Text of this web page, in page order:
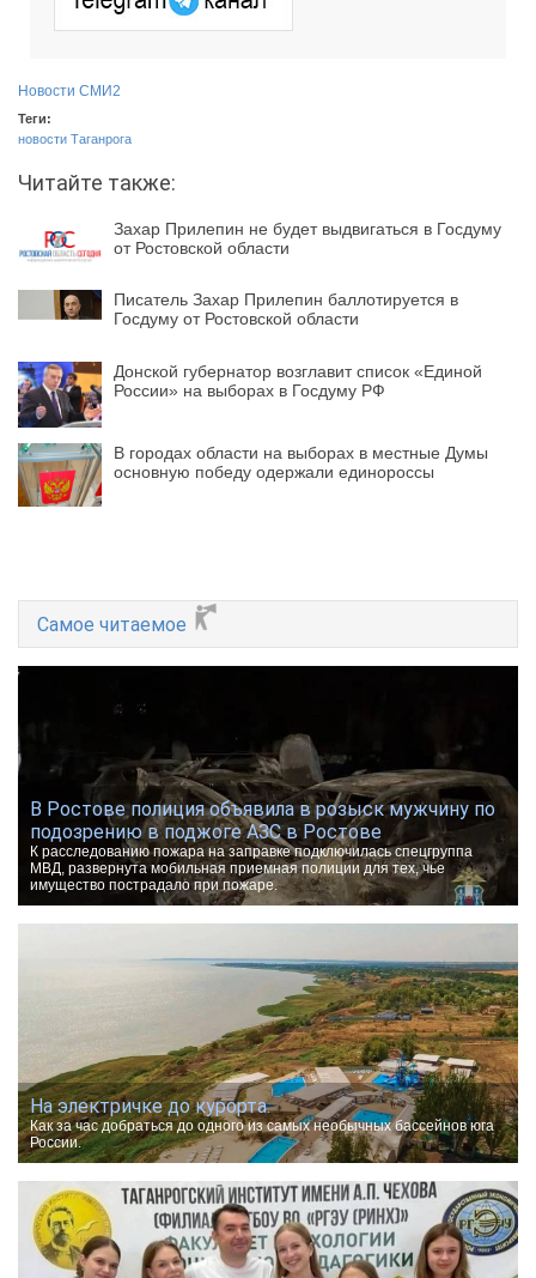
Новости СМИ2
Теги:
новости Таганрога
Читайте также:
Захар Прилепин не будет выдвигаться в Госдуму
от Ростовской области
Писатель Захар Прилепин баллотируется в
Госдуму от Ростовской области
Донской губернатор возглавит список «Единой
России» на выборах в Госдуму РФ
В городах области на выборах в местные Думы
основную победу одержали единороссы
Самое читаемое
В Ростове полиция объявила в розыск мужчину по
подозрению в поджоге АЗС в Ростове
К расследованию пожара на заправке подключилась спецгруппа
МВД, развернута мобильная приемная полиции для тех, чье
имущество пострадало при пожаре.
На электричке до курорта.
Как за час добраться до одного из самых необычных бассейнов юга
России.